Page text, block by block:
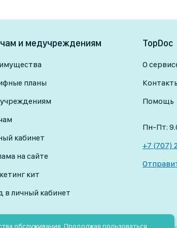
изменения,
стадии рака груди.
всем женщинам после 40 лет — 1 раз в
(онколог-маммолог)— это онколог,
груди, в том числе оперативно.
и медучреждениям
планы
кабинет
на сайте
кит
в личный кабинет
TopDoc
О
Помощь
Пн-Пт:
+7 (707)
обслуживания. Продолжая пользоваться